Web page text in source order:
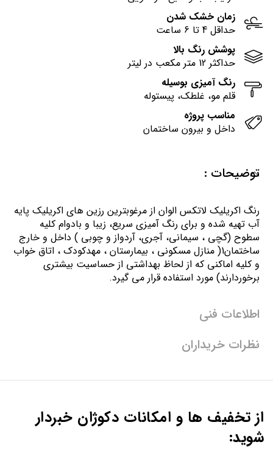
زمان خشک شدن
حداقل 4 تا 6 ساعت
پوشش رنگ بالا
حداکثر 12 متر مکعب در لیتر
رنگ آمیزی بوسیله
قلم مو، غلطک، پیستوله
مناسب پروژه
داخل و بیرون ساختمان
توضیحات :
رنگ اكريليك لاتكس الوان از مرغوبترين رزين هاي اكريليك پايه
آب تهيه شده و برای رنگ آمیزی سریع، زیبا و بادوام کلیه
سطوح (گچی ، سیمانی، آجری، آردواز و چوبی ) داخل و خارج
ساختمان1( منازل مسكوني ، بيمارستان ، مهدكودك ، اتاق خواب
و كليه اماكني كه از لحاظ بهداشتي از حساسيت بيشتري
برخوردارند) مورد استفاده قرار می گیرد.
اطلاعات فنی
نظرات خریداران
از تخفیف ها و امکانات دکوژان خبردار
شوید: